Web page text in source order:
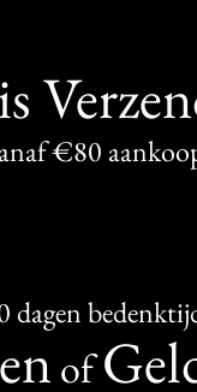
€80
dagen
of